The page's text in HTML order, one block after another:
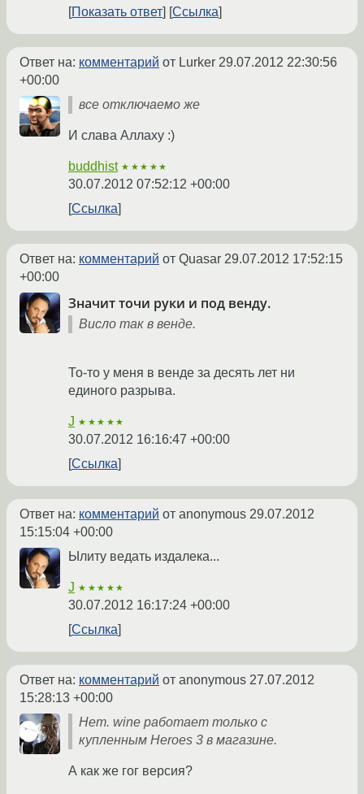
Показать ответ
Ссылка
Ответ на: комментарий от Lurker 29.07.2012 22:30:56
+00:00
все отключаемо же
И слава Аллаху :)
buddhist ★★★★★
30.07.2012 07:52:12 +00:00
Ссылка
Ответ на: комментарий от Quasar 29.07.2012 17:52:15
+00:00
Значит точи руки и под венду.
Висло так в венде.
То-то у меня в венде за десять лет ни
единого разрыва.
J ★★★★★
30.07.2012 16:16:47 +00:00
Ссылка
Ответ на: комментарий от anonymous 29.07.2012
15:15:04 +00:00
Ылиту ведать издалека...
J ★★★★★
30.07.2012 16:17:24 +00:00
Ссылка
Ответ на: комментарий от anonymous 27.07.2012
15:28:13 +00:00
Нет. wine работает только с
купленным Heroes 3 в магазине.
А как же гог версия?